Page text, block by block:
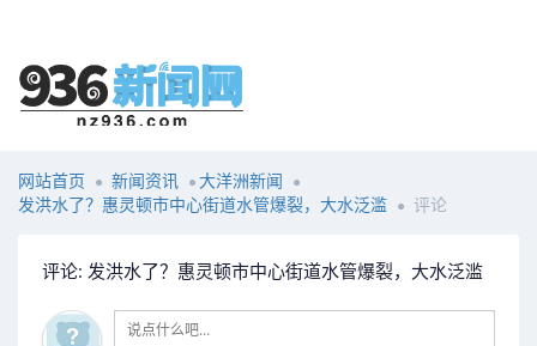
网站首页 新闻资讯
大洋洲新闻
发洪水了？惠灵顿市中心街道水管爆裂，大水泛滥
评论
评论: 发洪水了？惠灵顿市中心街道水管爆裂，大水泛滥